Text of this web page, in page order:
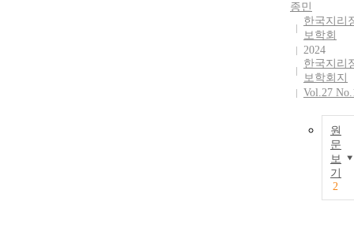
종민
한국지리
보학회
2024
한국지리
보학회지
Vol.27
원
문
보
기
2